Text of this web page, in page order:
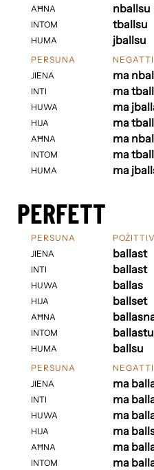
AĦNA
INTOM
HUMA
nballsu
tballsu
jballsu
PERSUNA
JIENA
INTI
HUWA
HIJA
AĦNA
INTOM
HUMA
ma
ma
ma
ma
ma
ma
ma
PERFETT
PERSUNA
JIENA
INTI
HUWA
HIJA
AĦNA
INTOM
HUMA
POŻITTIV
ballast
ballast
ballas
ballset
ballastu
ballsu
PERSUNA
JIENA
INTI
HUWA
HIJA
AĦNA
INTOM
ma
ma
ma
ma
ma
ma